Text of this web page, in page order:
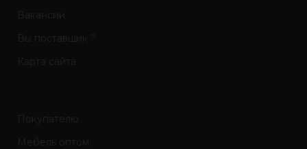
Вакансии
Вы поставщик ?
Карта сайта
Покупателю
Мебель оптом